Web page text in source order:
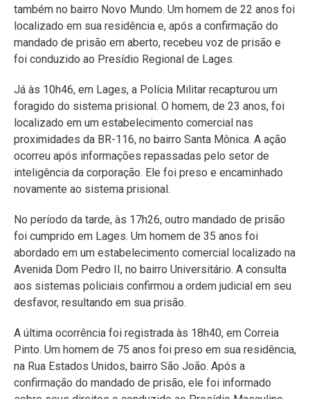
também no bairro Novo Mundo. Um homem de 22 anos foi
localizado em sua residência e, após a confirmação do
mandado de prisão em aberto, recebeu voz de prisão e
foi conduzido ao Presídio Regional de Lages.
Já às 10h46, em Lages, a Polícia Militar recapturou um
foragido do sistema prisional. O homem, de 23 anos, foi
localizado em um estabelecimento comercial nas
proximidades da BR-116, no bairro Santa Mônica. A ação
ocorreu após informações repassadas pelo setor de
inteligência da corporação. Ele foi preso e encaminhado
novamente ao sistema prisional.
No período da tarde, às 17h26, outro mandado de prisão
foi cumprido em Lages. Um homem de 35 anos foi
abordado em um estabelecimento comercial localizado na
Avenida Dom Pedro II, no bairro Universitário. A consulta
aos sistemas policiais confirmou a ordem judicial em seu
desfavor, resultando em sua prisão.
A última ocorrência foi registrada às 18h40, em Correia
Pinto. Um homem de 75 anos foi preso em sua residência,
na Rua Estados Unidos, bairro São João. Após a
confirmação do mandado de prisão, ele foi informado